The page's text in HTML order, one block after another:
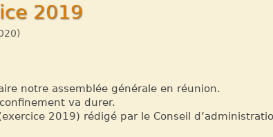
2019
)
notre assemblée générale en réunion.
va durer.
2019) rédigé par le Conseil